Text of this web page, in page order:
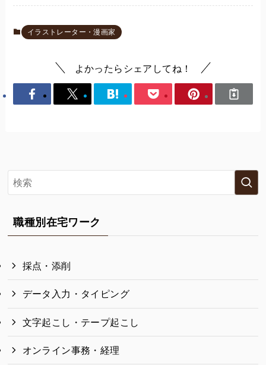
イラストレーター・漫画家
よかったらシェアしてね！
職種別在宅ワーク
採点・添削
データ入力・タイピング
文字起こし・テープ起こし
オンライン事務・経理